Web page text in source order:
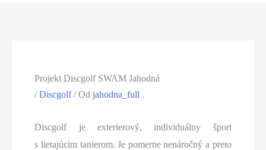
Projekt Discgolf SWAM Jahodná
/Discgolf/ Od jahodna_full
Discgolf je exterierový, individuálny šport
s lietajúcim tanierom. Je pomerne nenáročný a preto